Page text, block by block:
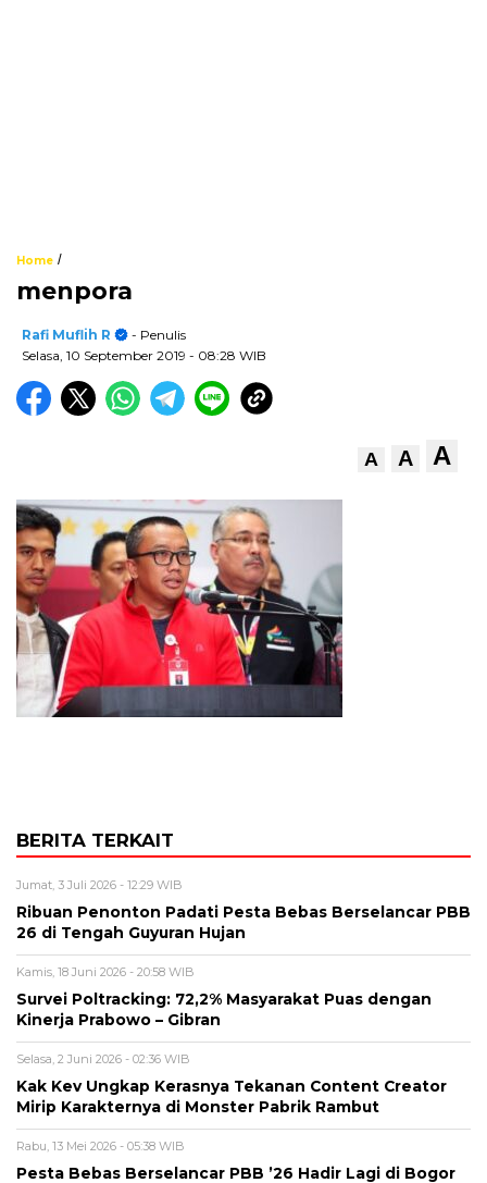
Home /
menpora
Rafi Muflih R
- Penulis
Selasa, 10 September 2019 - 08:28 WIB
A A A
BERITA TERKAIT
Jumat, 3 Juli 2026 - 12:29 WIB
Ribuan Penonton Padati Pesta Bebas Berselancar PBB
26 di Tengah Guyuran Hujan
Kamis, 18 Juni 2026 - 20:58 WIB
Survei Poltracking: 72,2% Masyarakat Puas dengan
Kinerja Prabowo – Gibran
Selasa, 2 Juni 2026 - 02:36 WIB
Kak Kev Ungkap Kerasnya Tekanan Content Creator
Mirip Karakternya di Monster Pabrik Rambut
Rabu, 13 Mei 2026 - 05:38 WIB
Pesta Bebas Berselancar PBB ’26 Hadir Lagi di Bogor